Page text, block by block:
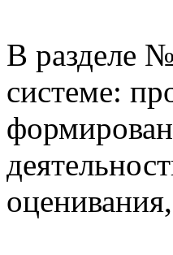
В разделе
системе: